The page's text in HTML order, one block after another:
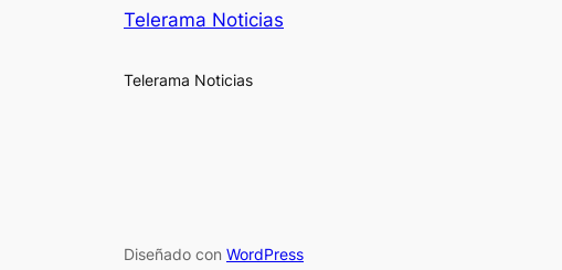
Telerama Noticias
Telerama Noticias
Diseñado con WordPress